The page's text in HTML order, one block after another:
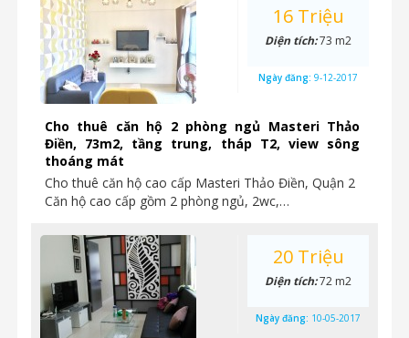
Cho thuê căn hộ 2 phòng ngủ Masteri Thảo
Điền, 73m2, tầng trung, tháp T2, view sông
thoáng mát
Cho thuê căn hộ cao cấp Masteri Thảo Điền, Quận 2
Căn hộ cao cấp gồm 2 phòng ngủ, 2wc,…
16 Triệu
Diện tích:73 m2
Ngày đăng: 9-12-2017
20 Triệu
Diện tích:72 m2
Ngày đăng: 10-05-2017